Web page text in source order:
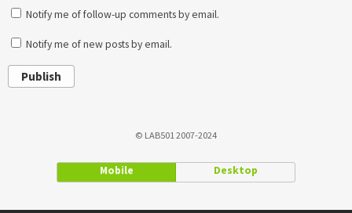
Notify me of follow-up comments by email.
Notify me of new posts by email.
Publish
© LAB501 2007-2024
Mobile Desktop